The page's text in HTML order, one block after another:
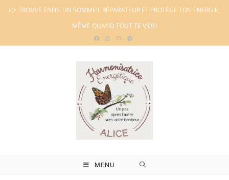
Skip👉 TROUVE ENFIN UN SOMMEIL RÉPARATEUR ET PROTÈGE TON ENERGIE,
MÊME QUAND TOUT TE VIDE!
MENU